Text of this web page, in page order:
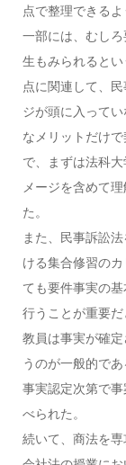
点で整理できる
一部には、むし
生もみられると
点に関連して、
ジが頭に入って
なメリットだけ
で、まずは法科
メージを含めて
た。
また、民事訴訟
ける集合修習の
ても要件事実の
行うことが重要
教員は事実が確
うのが一般的で
事実認定次第で
べられた。
続いて、商法を